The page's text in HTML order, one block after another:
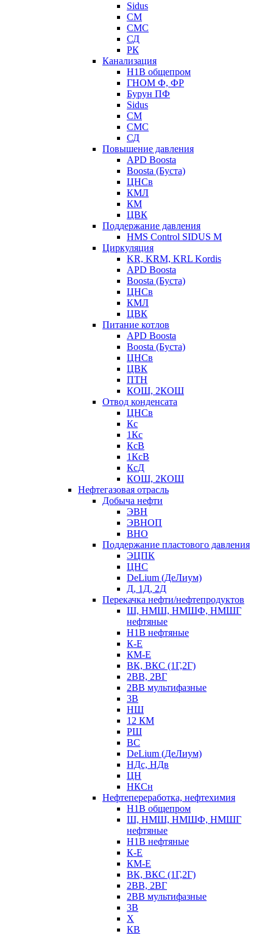
Sidus
СМ
СМС
СД
РК
Канализация
Н1В общепром
ГНОМ Ф, ФР
Бурун ПФ
Sidus
СМ
СМС
СД
Повышение давления
APD Boosta
Boosta (Буста)
ЦНСв
КМЛ
КМ
ЦВК
Поддержание давления
HMS Control SIDUS M
Циркуляция
KR, KRM, KRL Kordis
APD Boosta
Boosta (Буста)
ЦНСв
КМЛ
ЦВК
Питание котлов
APD Boosta
Boosta (Буста)
ЦНСв
ЦВК
ПТН
КОШ, 2КОШ
Отвод конденсата
ЦНСв
Кс
1Кс
КсВ
1КсВ
КсД
КОШ, 2КОШ
Нефтегазовая отрасль
Добыча нефти
ЭВН
ЭВНОП
ВНО
Поддержание пластового давления
ЭЦПК
ЦНС
DeLium (ДеЛиум)
Д, 1Д, 2Д
Перекачка нефти/нефтепродуктов
Ш, НМШ, НМШФ, НМШГ
нефтяные
Н1В нефтяные
К-Е
КМ-Е
ВК, ВКС (1Г,2Г)
2ВВ, 2ВГ
2ВВ мультифазные
3В
НШ
12 КМ
РШ
ВС
DeLium (ДеЛиум)
НДс, НДв
ЦН
НКСн
Нефтепереработка, нефтехимия
Н1В общепром
Ш, НМШ, НМШФ, НМШГ
нефтяные
Н1В нефтяные
К-Е
КМ-Е
ВК, ВКС (1Г,2Г)
2ВВ, 2ВГ
2ВВ мультифазные
3В
Х
КВ